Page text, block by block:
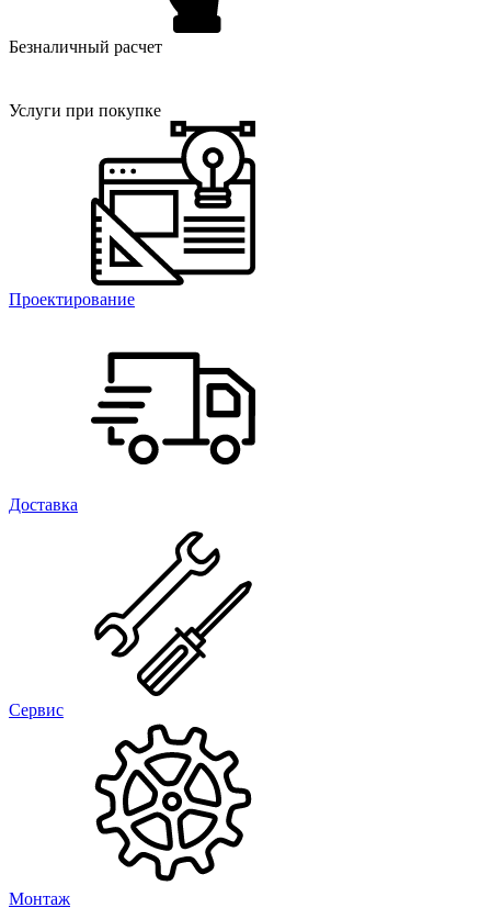
Безналичный расчет
Услуги при покупке
Проектирование
Доставка
Сервис
Монтаж